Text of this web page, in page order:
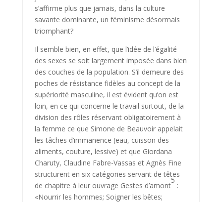
s’affirme plus que jamais, dans la culture
savante dominante, un féminisme désor­mais
triomphant?
Il semble bien, en effet, que l’idée de l’égalité
des sexes se soit large­ment imposée dans bien
des couches de la population. S’il demeure des
poches de résistance fidèles au concept de la
supériorité masculine, il est évident qu’on est
loin, en ce qui concerne le travail surtout, de la
division des rôles réservant obligatoirement à
la femme ce que Simone de Beau­voir appelait
les tâches d’immanence (eau, cuisson des
aliments, couture, lessive) et que Giordana
Charuty, Claudine Fabre-Vassas et Agnès Fine
structurent en six catégories servant de têtes
de chapitre à leur ouvrage Gestes d’amont
5
:
«Nourrir les hommes; Soigner les bêtes;